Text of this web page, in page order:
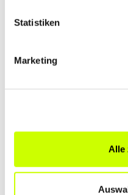
Statistiken
Marketing
Alle
|
+4967757614117